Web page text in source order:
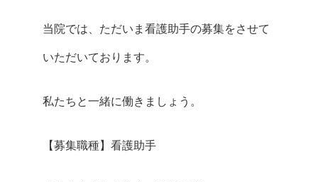
当院では、ただいま看護助手の募集をさせて
いただいております。
私たちと一緒に働きましょう。
【募集職種】看護助手